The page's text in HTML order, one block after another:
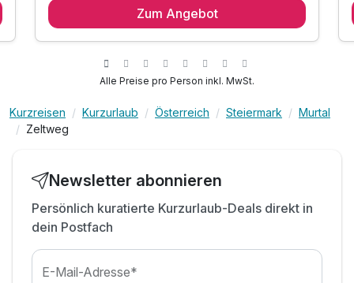
1 x reichhaltiges Frühstück
inkl. Murau Murtal Gästecard*
inkl. E-Ladestation
inkl. W-LAN Nutzung
Zum Angebot
Alle Preise pro Person inkl. MwSt.
Kurzreisen Kurzurlaub Österreich Steiermark
Murtal
Zeltweg
Newsletter abonnieren
Persönlich kuratierte Kurzurlaub-Deals direkt in
dein Postfach
E-Mail-Adresse*